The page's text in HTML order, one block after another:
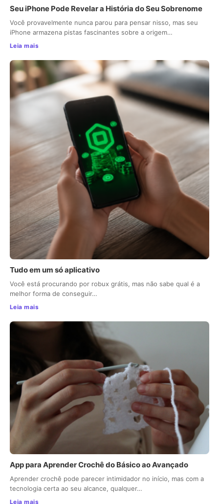
Seu iPhone Pode Revelar a História do Seu Sobrenome
Você provavelmente nunca parou para pensar nisso, mas seu
iPhone armazena pistas fascinantes sobre a origem…
Leia mais
Tudo em um só aplicativo
Você está procurando por robux grátis, mas não sabe qual é a
melhor forma de conseguir…
Leia mais
App para Aprender Crochê do Básico ao Avançado
Aprender crochê pode parecer intimidador no início, mas com a
tecnologia certa ao seu alcance, qualquer…
Leia mais